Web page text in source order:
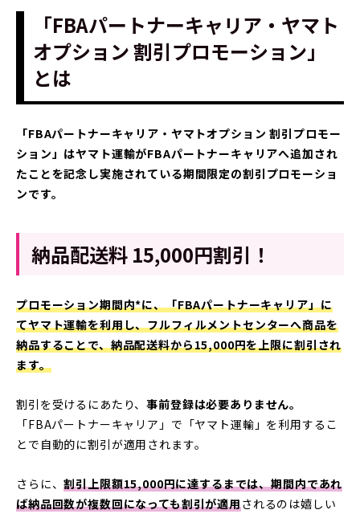
「FBAパートナーキャリア・ヤマト
オプション 割引プロモーション」
とは
「FBAパートナーキャリア・ヤマトオプション 割引プロモー
ション」はヤマト運輸がFBAパートナーキャリアへ追加され
たことを記念し実施されている期間限定の割引プロモーショ
ンです。
納品配送料 15,000円割引！
プロモーション期間内*に、「FBAパートナーキャリア」に
てヤマト運輸を利用し、フルフィルメントセンターへ商品を
納品することで、納品配送料から15,000円を上限に割引され
ます。
割引を受けるにあたり、事前登録は必要ありません。
「FBAパートナーキャリア」で「ヤマト運輸」を利用するこ
とで自動的に割引が適用されます。
さらに、割引上限額15,000円に達するまでは、期間内であれ
ば納品回数が複数回になっても割引が適用されるのは嬉しい